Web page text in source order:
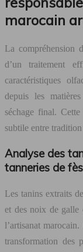
marocain
La compréhension
d’un traitement
caractéristiques
depuis les
séchage final.
subtile entre
Analyse des
tanneries de
Les tanins extraits
et des noix de galle
l’artisanat
transformation des